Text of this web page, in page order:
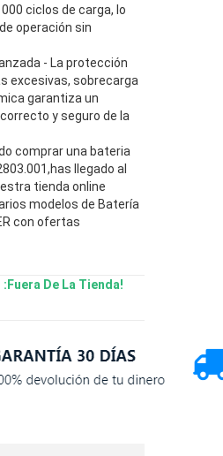
ciclos de carga, lo
operación sin
- La protección
excesivas, sobrecarga
garantiza un
y seguro de la
comprar una bateria
llegado al
tienda online
modelos de Batería
con ofertas
De La Tienda!